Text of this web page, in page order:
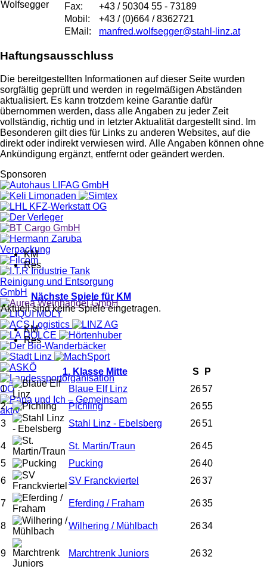
Fax:
+43 / 50304 55 - 73189
Mobil:
+43 / (0)664 / 8362721
EMail:
manfred.wolfsegger@stahl-linz.at
Haftungsausschluss
Die bereitgestellten Informationen auf dieser Seite wurden
sorgfältig geprüft und werden in regelmäßigen Abständen
aktualisiert. Es kann trotzdem keine Garantie dafür
übernommen werden, dass alle Angaben zu jeder Zeit
vollständig, richtig und in letzter Aktualität dargestellt sind. Im
Besonderen gilt dies für Links zu anderen Websites, auf die
direkt oder indirekt verwiesen wird. Alle Angaben können ohne
Ankündigung ergänzt, entfernt oder geändert werden.
Sponsoren
KM
Res
Nächste Spiele für KM
Aktuell sind keine Spiele eingetragen.
KM
Res
1. Klasse Mitte S
P
1
Blaue Elf Linz 2657
2
Pichling 2655
3
Stahl Linz - Ebelsberg 2651
4 St. Martin/Traun 2645
5
Pucking 2640
6
SV Franckviertel 2637
7 Eferding / Fraham 2635
8 Wilhering / Mühlbach 2634
9 Marchtrenk Juniors 2632